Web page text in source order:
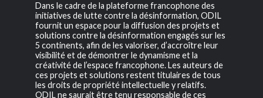
Dans le cadre de la plateforme francophone des
initiatives de lutte contre la désinformation, ODIL
fournit un espace pour la diffusion des projets et
solutions contre la désinformation engagés sur les
5 continents, afin de les valoriser, d’accroître leur
visibilité et de démontrer le dynamisme et la
créativité de l’espace francophone. Les auteurs de
ces projets et solutions restent titulaires de tous
les droits de propriété intellectuelle y relatifs.
ODIL ne saurait être tenu responsable de ces